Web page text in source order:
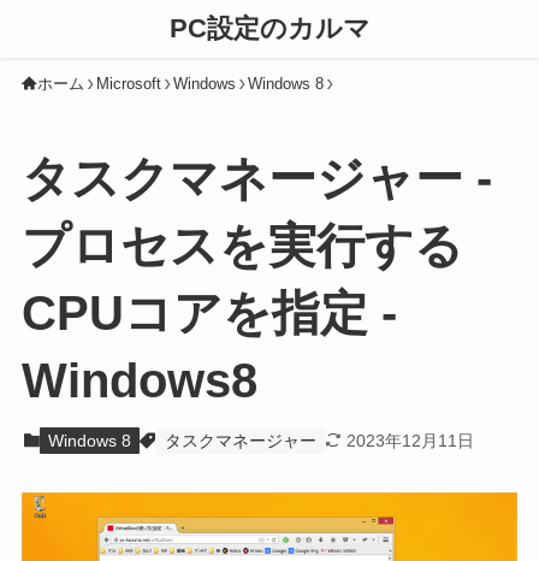
PC設定のカルマ
ホーム Microsoft Windows Windows 8
タスクマネージャー -
プロセスを実行する
CPUコアを指定 -
Windows8
Windows 8 タスクマネージャー 2023年12月11日